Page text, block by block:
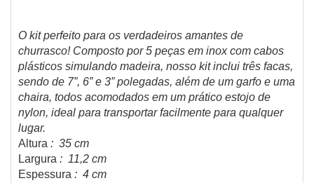
O kit perfeito para os verdadeiros amantes de
churrasco! Composto por 5 peças em inox com cabos
plásticos simulando madeira, nosso kit inclui três facas,
sendo de 7”, 6” e 3” polegadas, além de um garfo e uma
chaira, todos acomodados em um prático estojo de
nylon, ideal para transportar facilmente para qualquer
lugar.
Altura : 35 cm
Largura : 11,2 cm
Espessura : 4 cm